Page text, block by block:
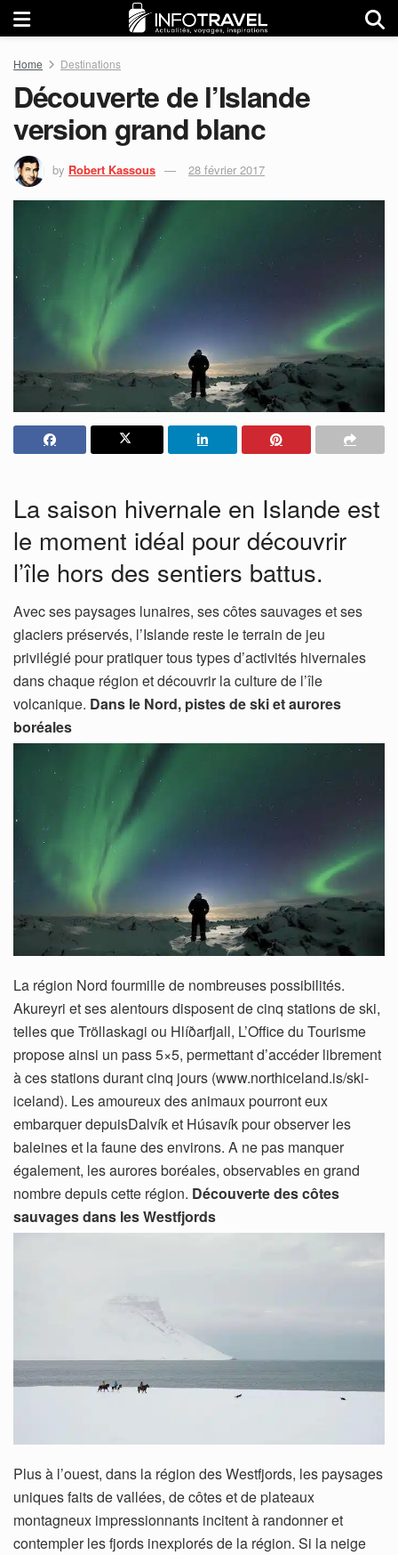
Home Destinations
Découverte de l’Islande
version grand blanc
by Robert Kassous 28 février 2017
La saison hivernale en Islande est
le moment idéal pour découvrir
l’île hors des sentiers battus.
Avec ses paysages lunaires, ses côtes sauvages et ses
glaciers préservés, l’Islande reste le terrain de jeu
privilégié pour pratiquer tous types d’activités hivernales
dans chaque région et découvrir la culture de l’île
volcanique. Dans le Nord, pistes de ski et aurores
boréales
La région Nord fourmille de nombreuses possibilités.
Akureyri et ses alentours disposent de cinq stations de ski,
telles que Tröllaskagi ou Hlíðarfjall, L’Office du Tourisme
propose ainsi un pass 5×5, permettant d’accéder librement
à ces stations durant cinq jours (www.northiceland.is/ski-
iceland). Les amoureux des animaux pourront eux
embarquer depuisDalvík et Húsavík pour observer les
baleines et la faune des environs. A ne pas manquer
également, les aurores boréales, observables en grand
nombre depuis cette région. Découverte des côtes
sauvages dans les Westfjords
Plus à l’ouest, dans la région des Westfjords, les paysages
uniques faits de vallées, de côtes et de plateaux
montagneux impressionnants incitent à randonner et
contempler les fjords inexplorés de la région. Si la neige